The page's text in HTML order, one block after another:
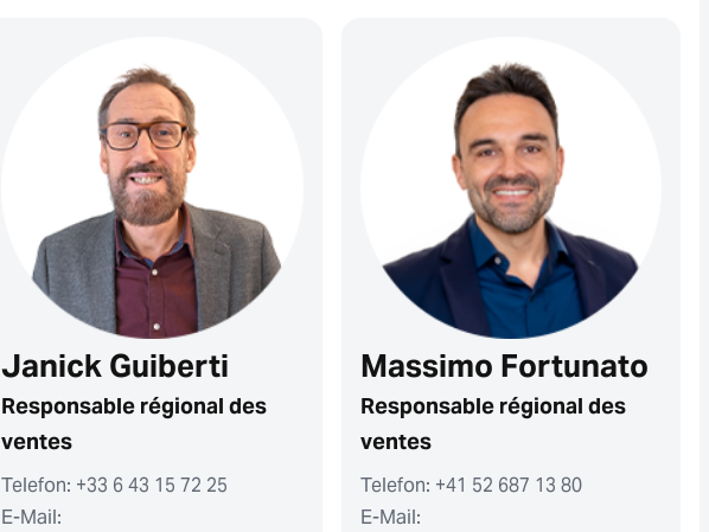
Janick Guiberti
Responsable régional des
ventes
Telefon: +33 6 43 15 72 25
E-Mail:
Massimo Fortunato
Responsable régional des
ventes
Telefon: +41 52 687 13 80
E-Mail: